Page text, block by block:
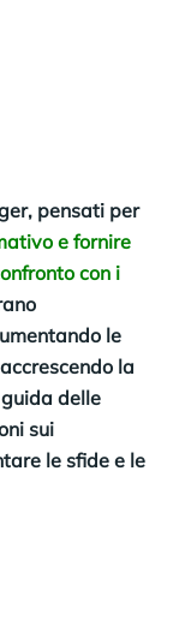
pensati per
e fornire
con i
le
la
delle
sui
le sfide e le